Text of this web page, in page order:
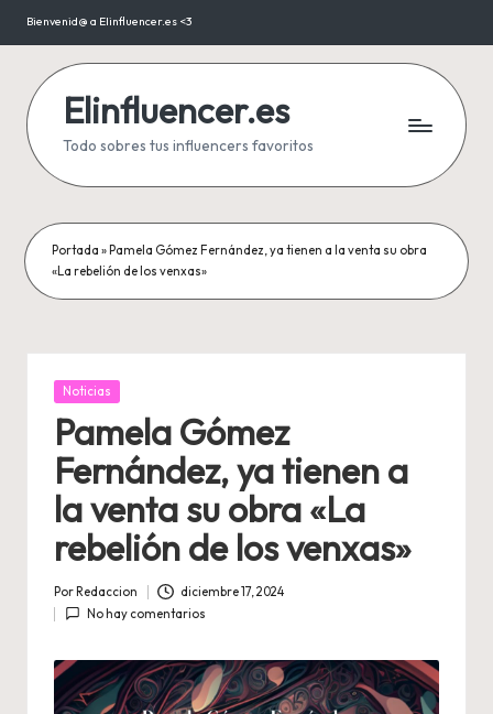
Saltar
contenido
Bienvenid@ a Elinfluencer.es <3
Elinfluencer.es
Todo sobres tus influencers favoritos
Portada » Pamela Gómez Fernández, ya tienen a la venta su obra
«La rebelión de los venxas»
Publicada
Noticias
Pamela Gómez
Fernández, ya tienen a
la venta su obra «La
rebelión de los venxas»
por
Por Redaccion
diciembre 17, 2024
No hay comentarios